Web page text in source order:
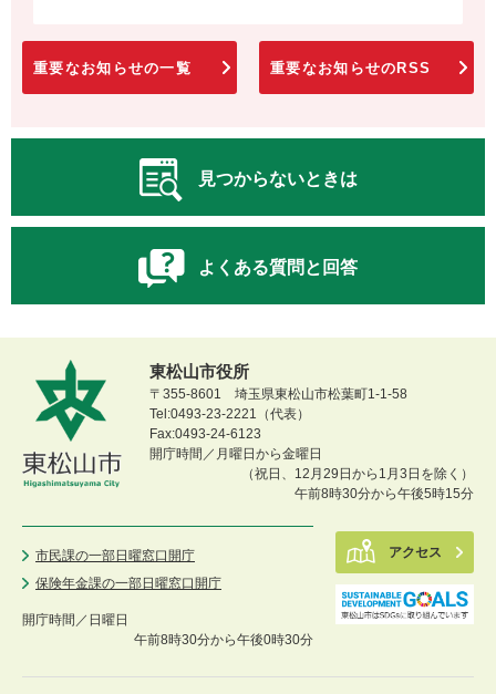
重要なお知らせの一覧 重要なお知らせのRSS
見つからないときは
よくある質問と回答
東松山市役所
〒355-8601 埼玉県東松山市松葉町1-1-58
Tel:0493-23-2221（代表）
Fax:0493-24-6123
開庁時間／月曜日から金曜日
（祝日、12月29日から1月3日を除く）
午前8時30分から午後5時15分
市民課の一部日曜窓口開庁
保険年金課の一部日曜窓口開庁
開庁時間／ 日曜日
午前8時30分から午後0時30分
アクセス